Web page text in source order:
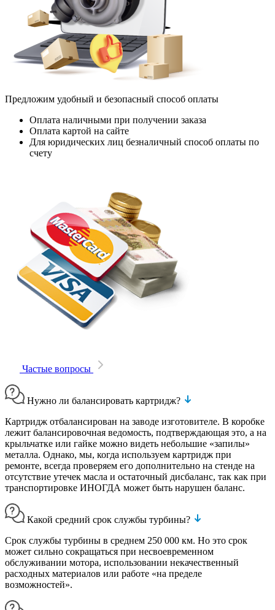
Предложим удобный и безопасный способ оплаты
Оплата наличными при получении заказа
Оплата картой на сайте
Для юридических лиц безналичный способ оплаты по
счету
Частые вопросы
Нужно ли балансировать картридж?
Картридж отбалансирован на заводе изготовителе. В коробке
лежит балансировочная ведомость, подтверждающая это, а на
крыльчатке или гайке можно видеть небольшие «запилы»
металла. Однако, мы, когда используем картридж при
ремонте, всегда проверяем его дополнительно на стенде на
отсутствие утечек масла и остаточный дисбаланс, так как при
транспортировке ИНОГДА может быть нарушен баланс.
Какой средний срок службы турбины?
Срок службы турбины в среднем 250 000 км. Но это срок
может сильно сокращаться при несвоевременном
обслуживании мотора, использовании некачественный
расходных материалов или работе «на пределе
возможностей».